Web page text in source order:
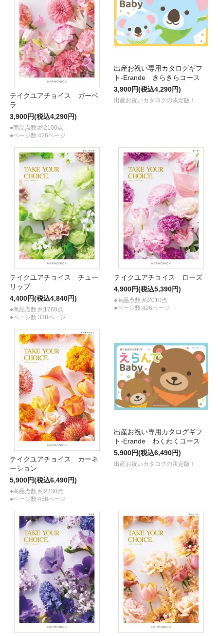
テイクユアチョイス ガーベ
ラ
3,900円(税込4,290円)
●商品点数:約2100点
●ページ数:426ページ
出産お祝い専用カタログギフ
ト-Erande きらきらコース
3,900円(税込4,290円)
出産お祝いカタログの決定版！
テイクユアチョイス チュー
リップ
4,400円(税込4,840円)
●商品点数:約1760点
●ページ数:338ページ
テイクユアチョイス ローズ
4,900円(税込5,390円)
●商品点数:約2010点
●ページ数:426ページ
テイクユアチョイス カーネ
ーション
5,900円(税込6,490円)
●商品点数:約2230点
●ページ数:458ページ
出産お祝い専用カタログギフ
ト-Erande わくわくコース
5,900円(税込6,490円)
出産お祝いカタログの決定版！